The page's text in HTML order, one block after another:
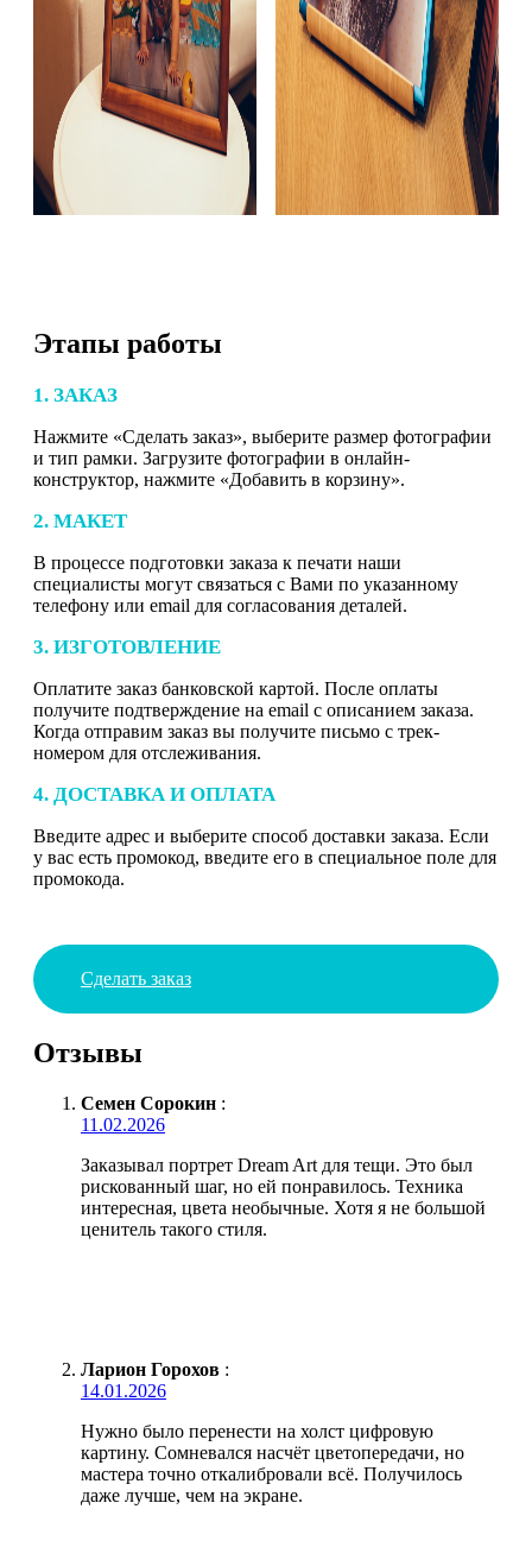
Этапы работы
1. ЗАКАЗ
Нажмите «Сделать заказ», выберите размер фотографии
и тип рамки. Загрузите фотографии в онлайн-
конструктор, нажмите «Добавить в корзину».
2. МАКЕТ
В процессе подготовки заказа к печати наши
специалисты могут связаться с Вами по указанному
телефону или email для согласования деталей.
3. ИЗГОТОВЛЕНИЕ
Оплатите заказ банковской картой. После оплаты
получите подтверждение на email с описанием заказа.
Когда отправим заказ вы получите письмо с трек-
номером для отслеживания.
4. ДОСТАВКА И ОПЛАТА
Введите адрес и выберите способ доставки заказа. Если
у вас есть промокод, введите его в специальное поле для
промокода.
Сделать заказ
Отзывы
Семен Сорокин :
11.02.2026
Заказывал портрет Dream Art для тещи. Это был
рискованный шаг, но ей понравилось. Техника
интересная, цвета необычные. Хотя я не большой
ценитель такого стиля.
Ларион Горохов :
14.01.2026
Нужно было перенести на холст цифровую
картину. Сомневался насчёт цветопередачи, но
мастера точно откалибровали всё. Получилось
даже лучше, чем на экране.